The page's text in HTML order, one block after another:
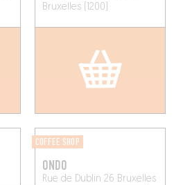
Bruxelles (1200)
COFFEE SHOP
ONDO
Rue de Dublin 26 Bruxelles